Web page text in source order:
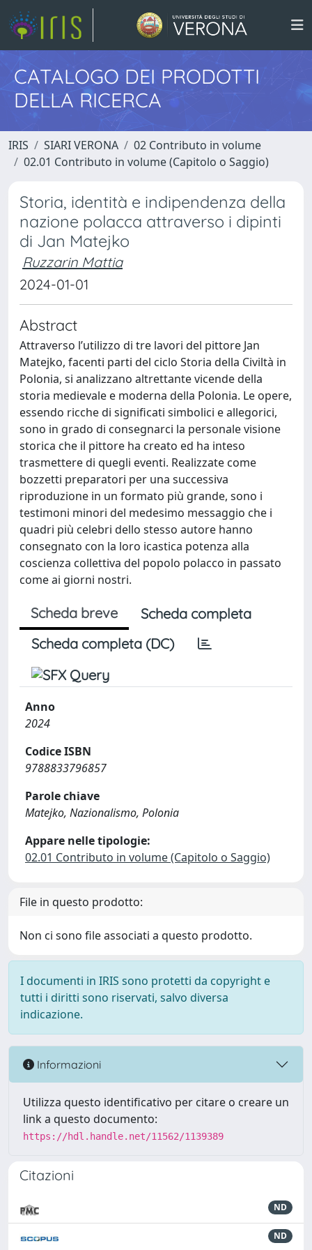
CATALOGO DEI PRODOTTI
DELLA RICERCA
IRIS SIARI VERONA
02 Contributo in volume
02.01 Contributo in volume (Capitolo o Saggio)
Storia, identità e indipendenza della
nazione polacca attraverso i dipinti
di Jan Matejko
Ruzzarin Mattia
2024-01-01
Abstract
Attraverso l’utilizzo di tre lavori del pittore Jan
Matejko, facenti parti del ciclo Storia della Civiltà in
Polonia, si analizzano altrettante vicende della
storia medievale e moderna della Polonia. Le opere,
essendo ricche di significati simbolici e allegorici,
sono in grado di consegnarci la personale visione
storica che il pittore ha creato ed ha inteso
trasmettere di quegli eventi. Realizzate come
bozzetti preparatori per una successiva
riproduzione in un formato più grande, sono i
testimoni minori del medesimo messaggio che i
quadri più celebri dello stesso autore hanno
consegnato con la loro icastica potenza alla
coscienza collettiva del popolo polacco in passato
come ai giorni nostri.
Scheda breve
Scheda completa
Scheda completa (DC)
Anno
2024
Codice ISBN
9788833796857
Parole chiave
Matejko, Nazionalismo, Polonia
Appare nelle tipologie:
02.01 Contributo in volume (Capitolo o Saggio)
File in questo prodotto:
Non ci sono file associati a questo prodotto.
I documenti in IRIS sono protetti da copyright e
tutti i diritti sono riservati, salvo diversa
indicazione.
Informazioni
Utilizza questo identificativo per citare o creare un
link a questo documento:
https://hdl.handle.net/11562/1139389
Citazioni
ND
ND